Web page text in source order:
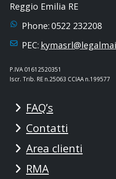
Reggio Emilia RE
Phone: 0522 232208
PEC:
P.IVA 01612520351
Iscr. Trib. RE n.25063 CCIAA n.199577
FAQ’s
Contatti
Area clienti
RMA